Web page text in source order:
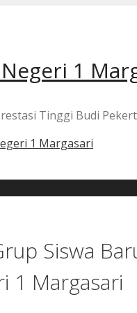
1
Tinggi Budi
Siswa
1 Margasari